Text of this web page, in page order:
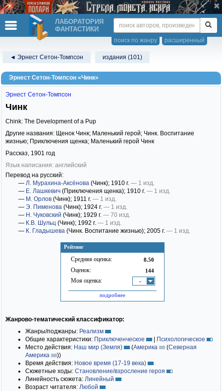
ЛАБОРАТОРИЯ
ФАНТАСТИКИ
расширенный
поиск по жанру
◄ Эрнест Сетон-Томпсон издания (101)
Эрнест Сетон-Томпсон «Чинк»
Рейтинг
Средняя оценка: 8.50
Оценок: 144
Моя оценка: -
подробнее
Эрнест Сетон-Томпсон
Чинк
Chink: The Development of a Pup
Другие названия: Щенок Чинк; Маленький герой; Чинк. Воспитание
жизнью; Приключения щенка; Маленький герой Чинк
Рассказ, 1901 год
Язык написания: английский
Перевод на русский:
— Л. Мурахина-Аксёнова (Чинк); 1910 г. — 1 изд.
— Е. Лашкевич (Приключения щенка); 1910 г. — 1 изд.
— М. Орлов (Чинк); 1911 г. — 1 изд.
— Э. Пименова (Чинк); 1924 г. — 1 изд.
— Н. Чуковский (Чинк); 1929 г. — 70 изд.
— К.В. Шульц (Чинк); 1992 г. — 1 изд.
— К. Гладышева (Чинк. Воспитание жизнью); 2005 г. — 1 изд.
Жанрово-тематический классификатор:
Жанры/поджанры: Реализм
Общие характеристики: Приключенческое | Психологическое
Место действия: Наш мир (Земля) (Америка (Северная
Америка
))
Время действия: Новое время (17-19 века)
Сюжетные ходы: Становление/взросление героя
Линейность сюжета: Линейный
Возраст читателя: Любой